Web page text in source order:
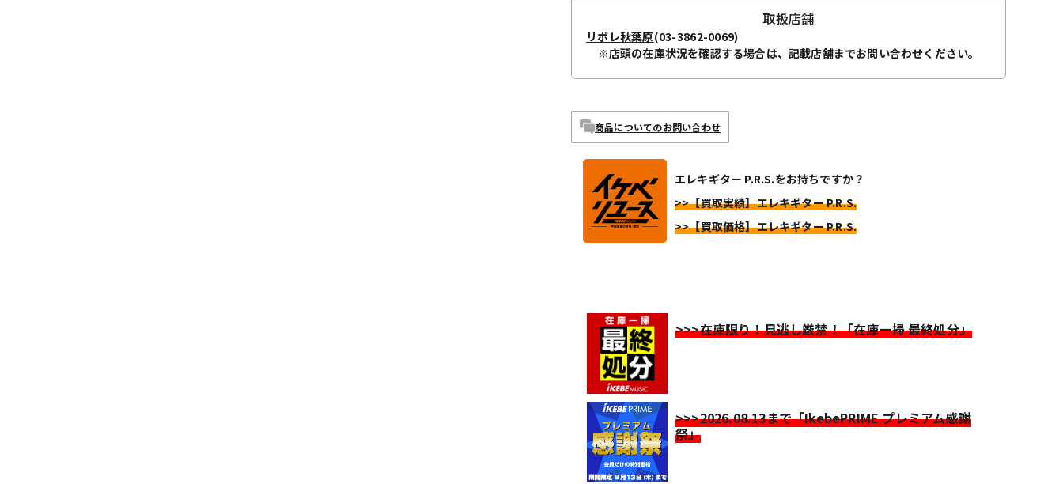
取扱店舗
リボレ秋葉原(03-3862-0069)
※店頭の在庫状況を確認する場合は、記載店舗までお問い合わせください。
商品についてのお問い合わせ
エレキギター P.R.S.をお持ちですか？
>>【買取実績】エレキギター P.R.S.
>>【買取価格】エレキギター P.R.S.
>>>在庫限り！見逃し厳禁！「在庫一掃 最終処分」
>>>2026.08.13まで「IkebePRIME プレミアム感謝
祭」